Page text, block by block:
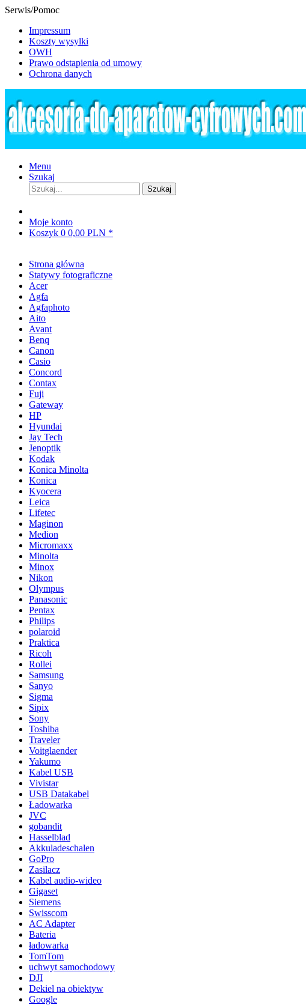
Serwis/Pomoc
Impressum
Koszty wysylki
OWH
Prawo odstapienia od umowy
Ochrona danych
Menu
Szukaj
Szukaj
Moje konto
Koszyk 0 0,00 PLN *
Strona główna
Statywy fotograficzne
Acer
Agfa
Agfaphoto
Aito
Avant
Benq
Canon
Casio
Concord
Contax
Fuji
Gateway
HP
Hyundai
Jay Tech
Jenoptik
Kodak
Konica Minolta
Konica
Kyocera
Leica
Lifetec
Maginon
Medion
Micromaxx
Minolta
Minox
Nikon
Olympus
Panasonic
Pentax
Philips
polaroid
Praktica
Ricoh
Rollei
Samsung
Sanyo
Sigma
Sipix
Sony
Toshiba
Traveler
Voitglaender
Yakumo
Kabel USB
Vivistar
USB Datakabel
Ładowarka
JVC
gobandit
Hasselblad
Akkuladeschalen
GoPro
Zasilacz
Kabel audio-wideo
Gigaset
Siemens
Swisscom
AC Adapter
Bateria
ładowarka
TomTom
uchwyt samochodowy
DJI
Dekiel na obiektyw
Google